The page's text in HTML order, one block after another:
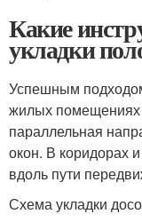
Какие
укладки
Успешным
жилых помещениях
параллельная
окон. В коридорах
вдоль пути
Схема укладки